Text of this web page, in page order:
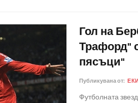
Гол на
Трафорд"
пясъци"
Публикувана от:
Футболната